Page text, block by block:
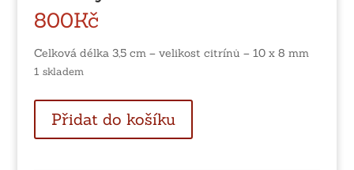
800Kč
Celková délka 3,5 cm – velikost citrínů – 10 x 8 mm
1 skladem
náušnice
s
Přidat do košíku